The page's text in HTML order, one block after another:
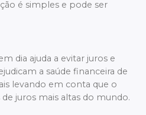
é simples e pode ser
dia ajuda a evitar juros e
a saúde financeira de
levando em conta que o
juros mais altas do mundo.